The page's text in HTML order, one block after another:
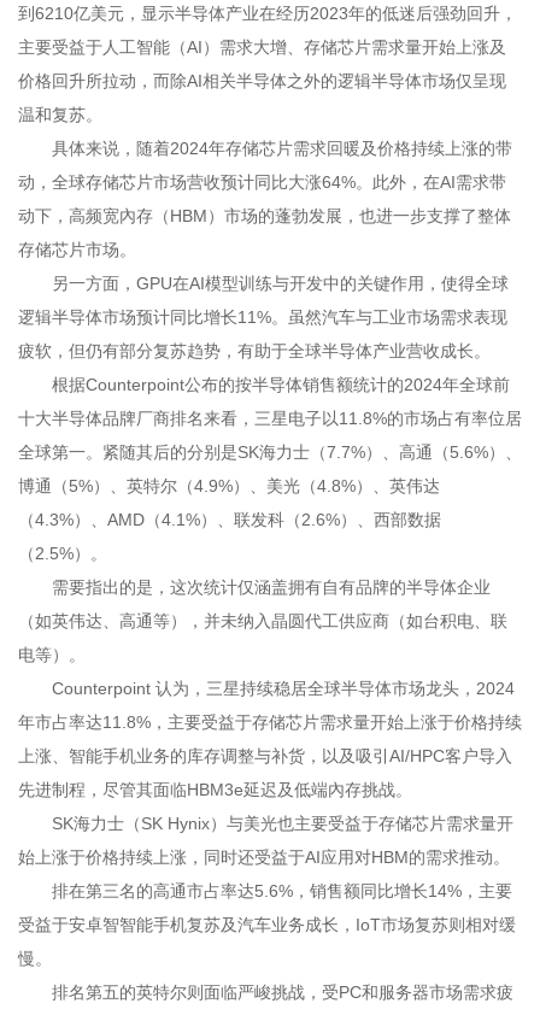
到6210亿美元，显示半导体产业在经历2023年的低迷后强劲回升，
主要受益于人工智能（AI）需求大增、存储芯片需求量开始上涨及
价格回升所拉动，而除AI相关半导体之外的逻辑半导体市场仅呈现
温和复苏。
具体来说，随着2024年存储芯片需求回暖及价格持续上涨的带
动，全球存储芯片市场营收预计同比大涨64%。此外，在AI需求带
动下，高频宽內存（HBM）市场的蓬勃发展，也进一步支撑了整体
存储芯片市场。
另一方面，GPU在AI模型训练与开发中的关键作用，使得全球
逻辑半导体市场预计同比增长11%。虽然汽车与工业市场需求表现
疲软，但仍有部分复苏趋势，有助于全球半导体产业营收成长。
根据Counterpoint公布的按半导体销售额统计的2024年全球前
十大半导体品牌厂商排名来看，三星电子以11.8%的市场占有率位居
全球第一。紧随其后的分别是SK海力士（7.7%）、高通（5.6%）、
博通（5%）、英特尔（4.9%）、美光（4.8%）、英伟达
（4.3%）、AMD（4.1%）、联发科（2.6%）、西部数据
（2.5%）。
需要指出的是，这次统计仅涵盖拥有自有品牌的半导体企业
（如英伟达、高通等），并未纳入晶圆代工供应商（如台积电、联
电等）。
Counterpoint 认为，三星持续稳居全球半导体市场龙头，2024
年市占率达11.8%，主要受益于存储芯片需求量开始上涨于价格持续
上涨、智能手机业务的库存调整与补货，以及吸引AI/HPC客户导入
先进制程，尽管其面临HBM3e延迟及低端內存挑战。
SK海力士（SK Hynix）与美光也主要受益于存储芯片需求量开
始上涨于价格持续上涨，同时还受益于AI应用对HBM的需求推动。
排在第三名的高通市占率达5.6%，销售额同比增长14%，主要
受益于安卓智智能手机复苏及汽车业务成长，IoT市场复苏则相对缓
慢。
排名第五的英特尔则面临严峻挑战，受PC和服务器市场需求疲